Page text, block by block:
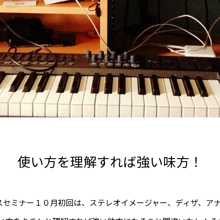
使い方を理解すれば強い味方！
ミナー１０月初回は、ステレオイメージャー、ディザ、ア